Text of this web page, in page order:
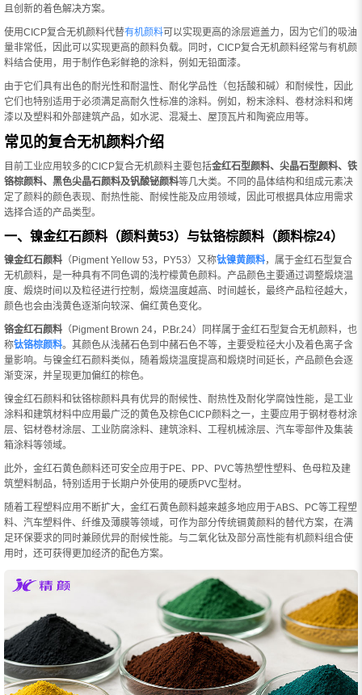
且创新的着色解决方案。
使用CICP复合无机颜料代替有机颜料可以实现更高的涂层遮盖力，因为它们的吸油
量非常低，因此可以实现更高的颜料负载。同时，CICP复合无机颜料经常与有机颜
料结合使用，用于制作色彩鲜艳的涂料，例如无铅面漆。
由于它们具有出色的耐光性和耐温性、耐化学品性（包括酸和碱）和耐候性，因此
它们也特别适用于必须满足高耐久性标准的涂料。例如，粉末涂料、卷材涂料和烤
漆以及塑料和外部建筑产品，如水泥、混凝土、屋顶瓦片和陶瓷应用等。
常见的复合无机颜料介绍
目前工业应用较多的CICP复合无机颜料主要包括金红石型颜料、尖晶石型颜料、铁
铬棕颜料、黑色尖晶石颜料及钒酸铋颜料等几大类。不同的晶体结构和组成元素决
定了颜料的颜色表现、耐热性能、耐候性能及应用领域，因此可根据具体应用需求
选择合适的产品类型。
一、镍金红石颜料（颜料黄53）与钛铬棕颜料（颜料棕24）
镍金红石颜料 （Pigment Yellow 53，PY53）又称钛镍黄颜料，属于金红石型复合
无机颜料，是一种具有不同色调的浅柠檬黄色颜料。产品颜色主要通过调整煅烧温
度、煅烧时间以及粒径进行控制，煅烧温度越高、时间越长，最终产品粒径越大，
颜色也会由浅黄色逐渐向较深、偏红黄色变化。
铬金红石颜料 （Pigment Brown 24，P.Br.24）同样属于金红石型复合无机颜料，也
称钛铬棕颜料。其颜色从浅赭石色到中赭石色不等，主要受粒径大小及着色离子含
量影响。与镍金红石颜料类似，随着煅烧温度提高和煅烧时间延长，产品颜色会逐
渐变深，并呈现更加偏红的棕色。
镍金红石颜料和钛铬棕颜料具有优异的耐候性、耐热性及耐化学腐蚀性能，是工业
涂料和建筑材料中应用最广泛的黄色及棕色CICP颜料之一，主要应用于钢材卷材涂
层、铝材卷材涂层、工业防腐涂料、建筑涂料、工程机械涂层、汽车零部件及集装
箱涂料等领域。
此外，金红石黄色颜料还可安全应用于PE、PP、PVC等热塑性塑料、色母粒及建
筑塑料制品，特别适用于长期户外使用的硬质PVC型材。
随着工程塑料应用不断扩大，金红石黄色颜料越来越多地应用于ABS、PC等工程塑
料、汽车塑料件、纤维及薄膜等领域，可作为部分传统镉黄颜料的替代方案，在满
足环保要求的同时兼顾优异的耐候性能。与二氧化钛及部分高性能有机颜料组合使
用时，还可获得更加经济的配色方案。